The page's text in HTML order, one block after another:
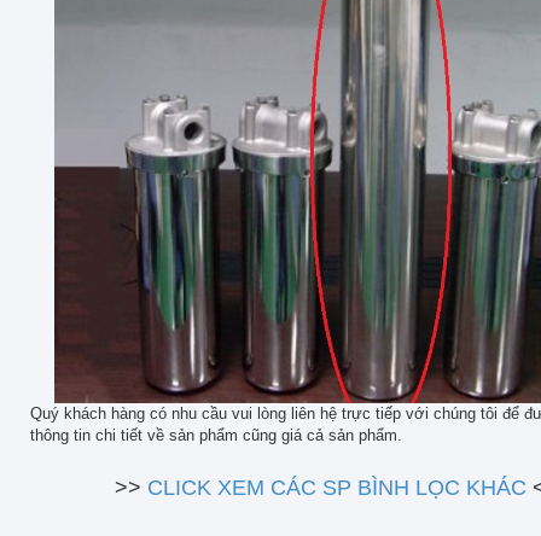
Quý khách hàng có nhu cầu vui lòng liên hệ trực tiếp với chúng tôi để
thông tin chi tiết về sản phẩm cũng giá cả sản phẩm.
>> CLICK XEM CÁC SP BÌNH LỌC KHÁC